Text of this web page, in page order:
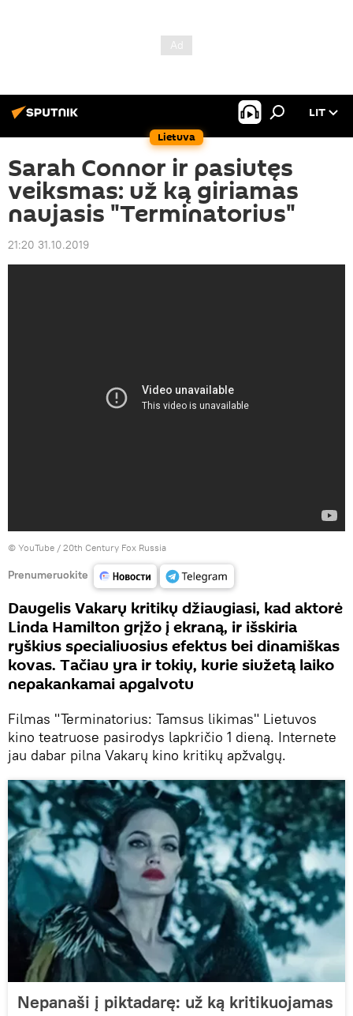
Lietuva
LIT
Sarah Connor ir pasiutęs
veiksmas: už ką giriamas
naujasis "Terminatorius"
21:20 31.10.2019
© YouTube / 20th Century Fox Russia
Prenumeruokite
Daugelis Vakarų kritikų džiaugiasi, kad aktorė
Linda Hamilton grįžo į ekraną, ir išskiria
ryškius specialiuosius efektus bei dinamiškas
kovas. Tačiau yra ir tokių, kurie siužetą laiko
nepakankamai apgalvotu
Filmas "Terminatorius: Tamsus likimas" Lietuvos
kino teatruose pasirodys lapkričio 1 dieną. Internete
jau dabar pilna Vakarų kino kritikų apžvalgų.
Nepanaši į piktadarę: už ką kritikuojamas